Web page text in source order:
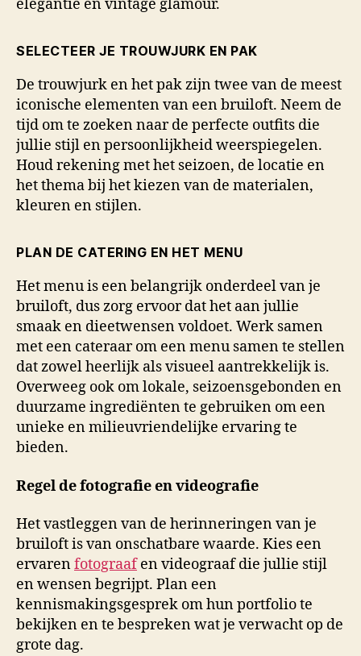
elegantie en vintage glamour.
SELECTEER JE TROUWJURK EN PAK
De trouwjurk en het pak zijn twee van de meest
iconische elementen van een bruiloft. Neem de
tijd om te zoeken naar de perfecte outfits die
jullie stijl en persoonlijkheid weerspiegelen.
Houd rekening met het seizoen, de locatie en
het thema bij het kiezen van de materialen,
kleuren en stijlen.
PLAN DE CATERING EN HET MENU
Het menu is een belangrijk onderdeel van je
bruiloft, dus zorg ervoor dat het aan jullie
smaak en dieetwensen voldoet. Werk samen
met een cateraar om een menu samen te stellen
dat zowel heerlijk als visueel aantrekkelijk is.
Overweeg ook om lokale, seizoensgebonden en
duurzame ingrediënten te gebruiken om een
unieke en milieuvriendelijke ervaring te
bieden.
Regel de fotografie en videografie
Het vastleggen van de herinneringen van je
bruiloft is van onschatbare waarde. Kies een
ervarenfotograafen videograaf die jullie stijl
en wensen begrijpt. Plan een
kennismakingsgesprek om hun portfolio te
bekijken en te bespreken wat je verwacht op de
grote dag.